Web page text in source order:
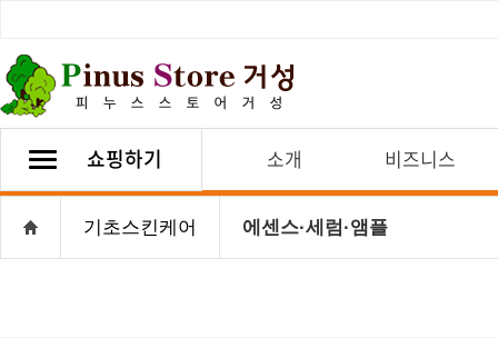
쇼핑하기 소개 비즈니스
기초스킨케어 에센스·세럼·앰플